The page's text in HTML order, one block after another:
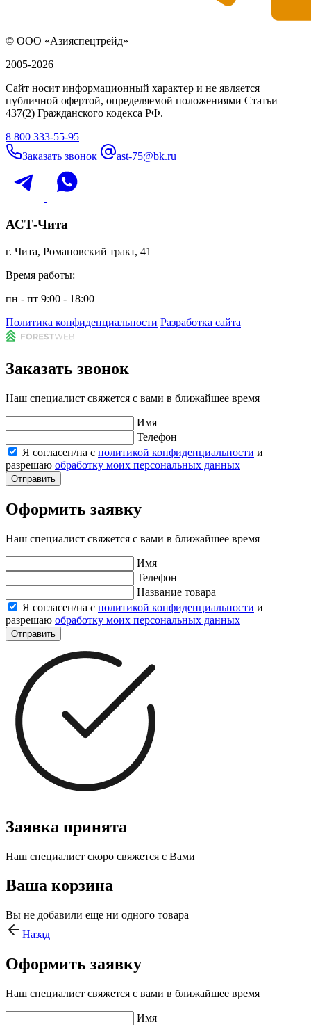
© ООО «Азияспецтрейд»
2005-2026
Сайт носит информационный характер и не является
публичной офертой, определяемой положениями Статьи
437(2) Гражданского кодекса РФ.
8 800 333-55-95
Заказать звонок
ast-75@bk.ru
АСТ-Чита
г. Чита, Романовский тракт, 41
Время работы:
пн - пт 9:00 - 18:00
Политика конфиденциальности Разработка сайта
Заказать звонок
Наш специалист свяжется с вами в ближайшее время
Имя
Телефон
Я согласен/на с политикой конфиденциальности и
разрешаю обработку моих персональных данных
Отправить
Оформить заявку
Наш специалист свяжется с вами в ближайшее время
Имя
Телефон
Название товара
Я согласен/на с политикой конфиденциальности и
разрешаю обработку моих персональных данных
Отправить
Заявка принята
Наш специалист скоро свяжется с Вами
Ваша корзина
Вы не добавили еще ни одного товара
Назад
Оформить заявку
Наш специалист свяжется с вами в ближайшее время
Имя